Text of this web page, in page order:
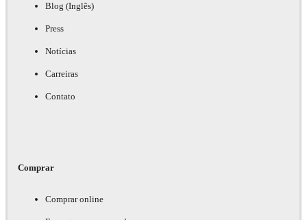
Blog (Inglês)
Press
Notícias
Carreiras
Contato
Comprar
Comprar online